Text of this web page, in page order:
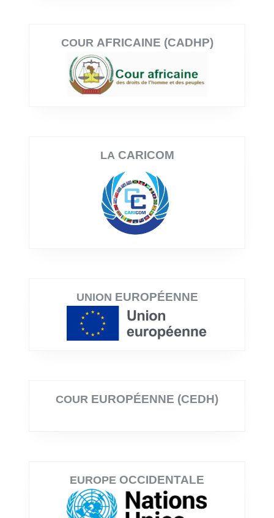
COUR AFRICAINE (CADHP)
LA CARICOM
UNION EUROPÉENNE
COUR EUROPÉENNE (CEDH)
EUROPE OCCIDENTALE